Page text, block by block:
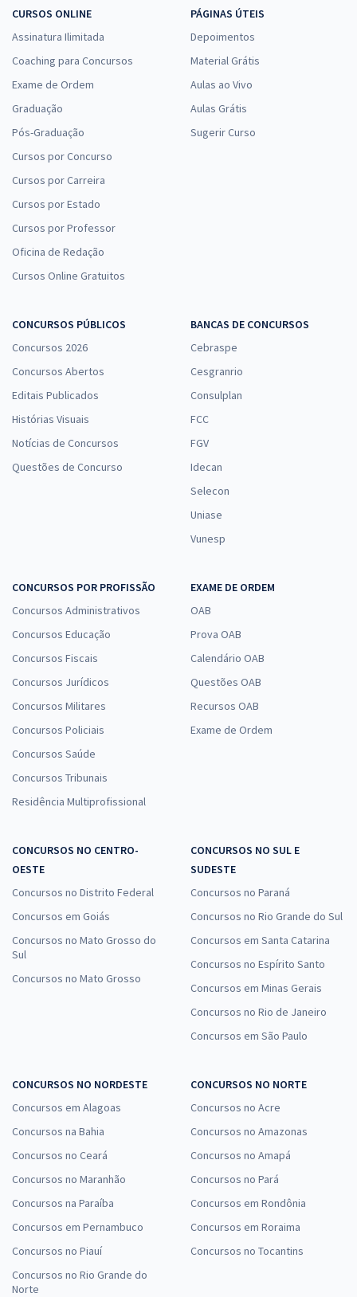
CURSOS ONLINE
Assinatura Ilimitada
Coaching para Concursos
Exame de Ordem
Graduação
Pós-Graduação
Cursos por Concurso
Cursos por Carreira
Cursos por Estado
Cursos por Professor
Oficina de Redação
Cursos Online Gratuitos
PÁGINAS ÚTEIS
Depoimentos
Material Grátis
Aulas ao Vivo
Aulas Grátis
Sugerir Curso
CONCURSOS PÚBLICOS
Concursos 2026
Concursos Abertos
Editais Publicados
Histórias Visuais
Notícias de Concursos
Questões de Concurso
BANCAS DE CONCURSOS
Cebraspe
Cesgranrio
Consulplan
FCC
FGV
Idecan
Selecon
Uniase
Vunesp
CONCURSOS POR PROFISSÃO
Concursos Administrativos
Concursos Educação
Concursos Fiscais
Concursos Jurídicos
Concursos Militares
Concursos Policiais
Concursos Saúde
Concursos Tribunais
Residência Multiprofissional
EXAME DE ORDEM
OAB
Prova OAB
Calendário OAB
Questões OAB
Recursos OAB
Exame de Ordem
CONCURSOS NO CENTRO-
OESTE
Concursos no Distrito Federal
Concursos em Goiás
Concursos no Mato Grosso do
Sul
Concursos no Mato Grosso
CONCURSOS NO SUL E
SUDESTE
Concursos no Paraná
Concursos no Rio Grande do Sul
Concursos em Santa Catarina
Concursos no Espírito Santo
Concursos em Minas Gerais
Concursos no Rio de Janeiro
Concursos em São Paulo
CONCURSOS NO NORDESTE
Concursos em Alagoas
Concursos na Bahia
Concursos no Ceará
Concursos no Maranhão
Concursos na Paraíba
Concursos em Pernambuco
Concursos no Piauí
Concursos no Rio Grande do
Norte
CONCURSOS NO NORTE
Concursos no Acre
Concursos no Amazonas
Concursos no Amapá
Concursos no Pará
Concursos em Rondônia
Concursos em Roraima
Concursos no Tocantins